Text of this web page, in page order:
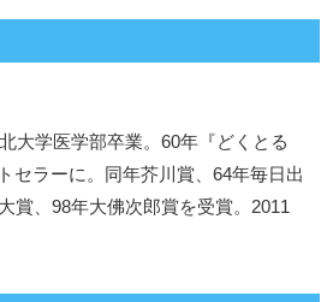
大学医学部卒業。60年『どくとる
セラーに。同年芥川賞、64年毎日出
賞、98年大佛次郎賞を受賞。2011